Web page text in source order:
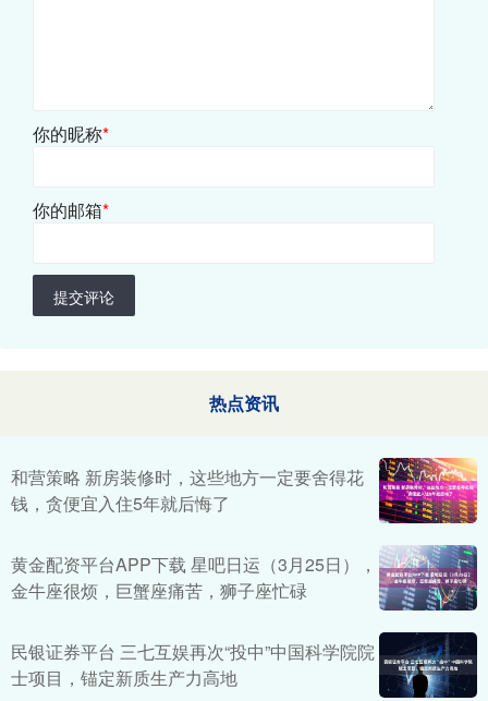
你的昵称*
你的邮箱*
提交评论
热点资讯
和营策略 新房装修时，这些地方一定要舍得花
钱，贪便宜入住5年就后悔了
黄金配资平台APP下载 星吧日运（3月25日），
金牛座很烦，巨蟹座痛苦，狮子座忙碌
民银证券平台 三七互娱再次“投中”中国科学院院
士项目，锚定新质生产力高地